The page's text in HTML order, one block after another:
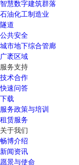
智慧数字建筑群落
石油化工制造业
隧道
公共安全
城市地下综合管廊
广袤区域
服务支持
技术合作
快速问答
下载
服务政策与培训
租赁服务
关于我们
畅博介绍
新闻资讯
愿景与使命